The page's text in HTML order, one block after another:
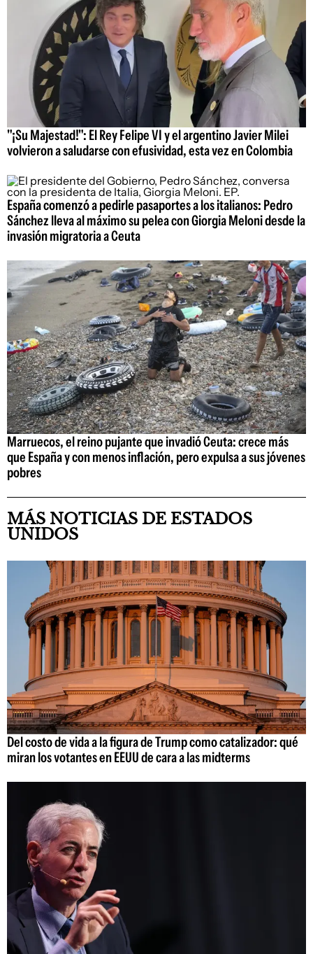
"¡Su Majestad!": El Rey Felipe VI y el argentino Javier Milei
volvieron a saludarse con efusividad, esta vez en Colombia
España comenzó a pedirle pasaportes a los italianos: Pedro
Sánchez lleva al máximo su pelea con Giorgia Meloni desde la
invasión migratoria a Ceuta
Marruecos, el reino pujante que invadió Ceuta: crece más
que España y con menos inflación, pero expulsa a sus jóvenes
pobres
MÁS NOTICIAS DE ESTADOS
UNIDOS
Del costo de vida a la figura de Trump como catalizador: qué
miran los votantes en EEUU de cara a las midterms